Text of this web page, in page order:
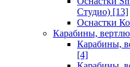
Студио) [13]
Оснастки
Карабины,
Карабины,
[4]